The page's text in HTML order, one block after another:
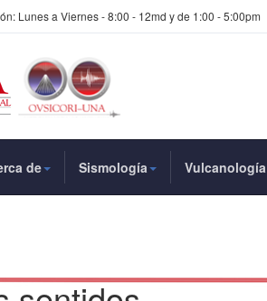
Lunes a Viernes - 8:00 - 12md y de 1:00 - 5:00pm
de Sismología Vulcanología